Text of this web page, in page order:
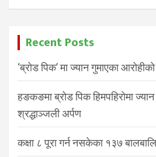
Recent Posts
‘ब्रोड पिक’ मा ज्यान गुमाएका
हङकङमा ब्रोड पिक हिमपहिरोमा
श्रद्धाञ्जली अर्पण
कक्षा ८ पूरा गर्न नसकेका १३७